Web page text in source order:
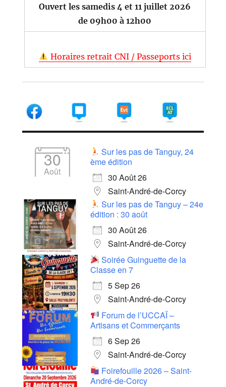
Ouvert les samedis 4 et 11 juillet 2026
de 09h00 à 12h00
Horaires retrait CNI / Passeports ici
30
Août
Sur les pas de Tanguy, 24
ème édition
30 Août 26
Saint-André-de-Corcy
Sur les pas de Tanguy – 24e
édition : 30 août
30 Août 26
Saint-André-de-Corcy
Soirée Guinguette de la
Classe en 7
5 Sep 26
Saint-André-de-Corcy
Forum de l’UCCAÏ –
Artisans et Commerçants
6 Sep 26
Saint-André-de-Corcy
Foirefouille 2026 – Saint-
André-de-Corcy